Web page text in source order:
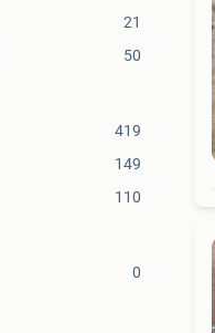
21
50
419
149
110
0